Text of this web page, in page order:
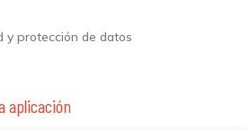
y protección de datos
aplicación